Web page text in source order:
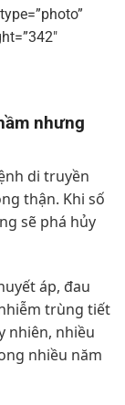
nhưng
di truyền
thận. Khi số
sẽ phá hủy
áp, đau
trùng tiết
nhiên, nhiều
nhiều năm